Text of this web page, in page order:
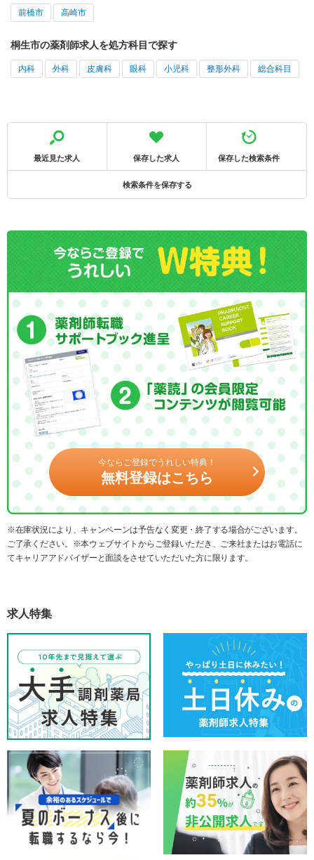
前橋市 高崎市
桐生市の薬剤師求人を処方科目で探す
内科 外科 皮膚科 眼科 小児科 整形外科 総合科目
最近見た求人 保存した求人 保存した検索条件
検索条件を保存する
今ならご登録でうれしい特典！
無料登録はこちら
※在庫状況により、キャンペーンは予告なく変更・終了する場合がございます。
ご了承ください。※本ウェブサイトからご登録いただき、ご来社またはお電話に
てキャリアアドバイザーと面談をさせていただいた方に限ります。
求人特集